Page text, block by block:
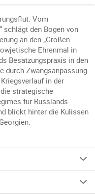
Vom
schlägt den Bogen von
an den „Großen
Ehrenmal in
Besatzungspraxis in den
durch Zwangsanpassung
in der
strategische
für Russlands
blickt hinter die Kulissen